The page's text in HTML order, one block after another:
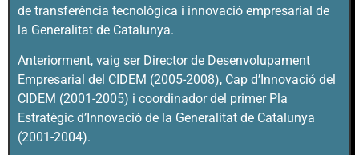
de transferència tecnològica i innovació empresarial de
la Generalitat de Catalunya.
Anteriorment, vaig ser Director de Desenvolupament
Empresarial del CIDEM (2005-2008), Cap d’Innovació del
CIDEM (2001-2005) i coordinador del primer Pla
Estratègic d’Innovació de la Generalitat de Catalunya
(2001-2004).